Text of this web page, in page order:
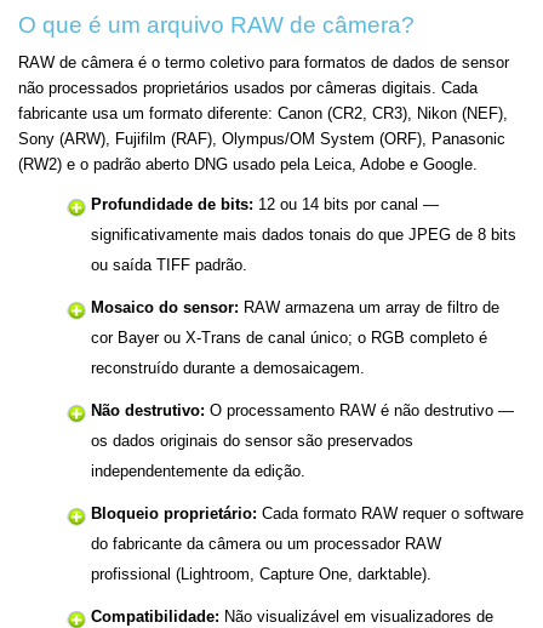
O que é um arquivo RAW de câmera?
RAW de câmera é o termo coletivo para formatos de dados de sensor
não processados proprietários usados por câmeras digitais. Cada
fabricante usa um formato diferente: Canon (CR2, CR3), Nikon (NEF),
Sony (ARW), Fujifilm (RAF), Olympus/OM System (ORF), Panasonic
(RW2) e o padrão aberto DNG usado pela Leica, Adobe e Google.
Profundidade de bits: 12 ou 14 bits por canal —
significativamente mais dados tonais do que JPEG de 8 bits
ou saída TIFF padrão.
Mosaico do sensor: RAW armazena um array de filtro de
cor Bayer ou X-Trans de canal único; o RGB completo é
reconstruído durante a demosaicagem.
Não destrutivo: O processamento RAW é não destrutivo —
os dados originais do sensor são preservados
independentemente da edição.
Bloqueio proprietário: Cada formato RAW requer o software
do fabricante da câmera ou um processador RAW
profissional (Lightroom, Capture One, darktable).
Compatibilidade: Não visualizável em visualizadores de